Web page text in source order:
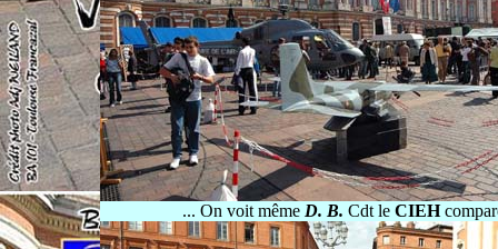
... On voit même D. B. Cdt le CIEH